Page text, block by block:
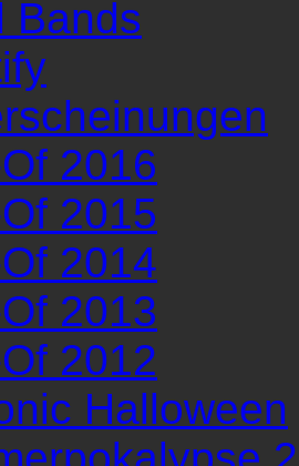
Bands
2016
2015
2014
2013
2012
Halloween